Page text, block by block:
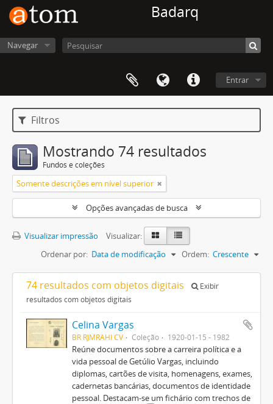
Badarq
Navegar
Entrar
Filtros
Mostrando 74 resultados
Fundos e coleções
Somente descrições em nível superior
Opções avançadas de busca
Visualizar impressão
Visualizar:
Ordenar por: Data de modificação Ordem: Crescente
74 resultados com objetos digitais
Exibir
resultados com objetos digitais
Celina Vargas
BR RJMRAHI CV Coleção 1920-01-15 - 1982
Reúne documentos sobre a carreira política e a
vida pessoal de Getúlio Vargas, incluindo
diplomas, cartões de visita, homenagens, exames,
cadernetas bancárias, documentos de identidade
pessoal. Destacam-se um fichário com trechos de